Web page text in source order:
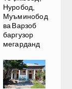
Нуробод,
Муъминобод
ва Варзоб
баргузор
мегарданд